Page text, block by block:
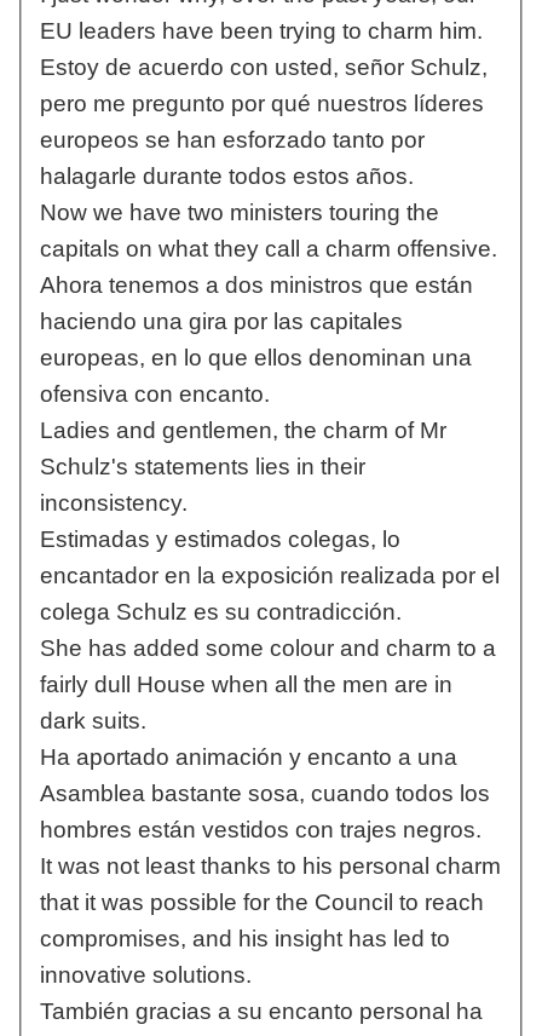
EU leaders have been trying to charm him.
Estoy de acuerdo con usted, señor Schulz,
pero me pregunto por qué nuestros líderes
europeos se han esforzado tanto por
halagarle durante todos estos años.
Now we have two ministers touring the
capitals on what they call a charm offensive.
Ahora tenemos a dos ministros que están
haciendo una gira por las capitales
europeas, en lo que ellos denominan una
ofensiva con encanto.
Ladies and gentlemen, the charm of Mr
Schulz's statements lies in their
inconsistency.
Estimadas y estimados colegas, lo
encantador en la exposición realizada por el
colega Schulz es su contradicción.
She has added some colour and charm to a
fairly dull House when all the men are in
dark suits.
Ha aportado animación y encanto a una
Asamblea bastante sosa, cuando todos los
hombres están vestidos con trajes negros.
It was not least thanks to his personal charm
that it was possible for the Council to reach
compromises, and his insight has led to
innovative solutions.
También gracias a su encanto personal ha